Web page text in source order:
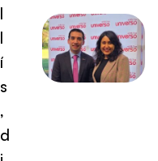
l
l
í
s
,
d